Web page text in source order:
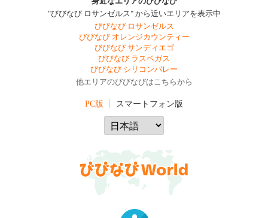
"びびなび ロサンゼルス" から近いエリアを表示中
びびなび ロサンゼルス
びびなび オレンジカウンティー
びびなび サンディエゴ
びびなび ラスベガス
びびなび シリコンバレー
他エリアのびびなびはこちらから
PC版 スマートフォン版